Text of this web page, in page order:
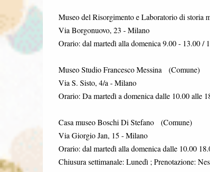
Museo del Risorgimento e Laboratorio di storia
Via Borgonuovo, 23 - Milano
Orario: dal martedì alla domenica 9.00 - 13.00 /
Museo Studio Francesco Messina (Comune)
Via S. Sisto, 4/a - Milano
Orario: Da martedì a domenica dalle 10.00 alle
Casa museo Boschi Di Stefano (Comune)
Via Giorgio Jan, 15 - Milano
Orario: dal martedì alla domenica dalle 10.00
Chiusura settimanale: Lunedì ; Prenotazione: